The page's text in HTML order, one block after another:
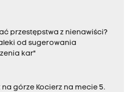
przestępstwa z nienawiści?
od sugerowania
kar"
górze Kocierz na mecie 5.